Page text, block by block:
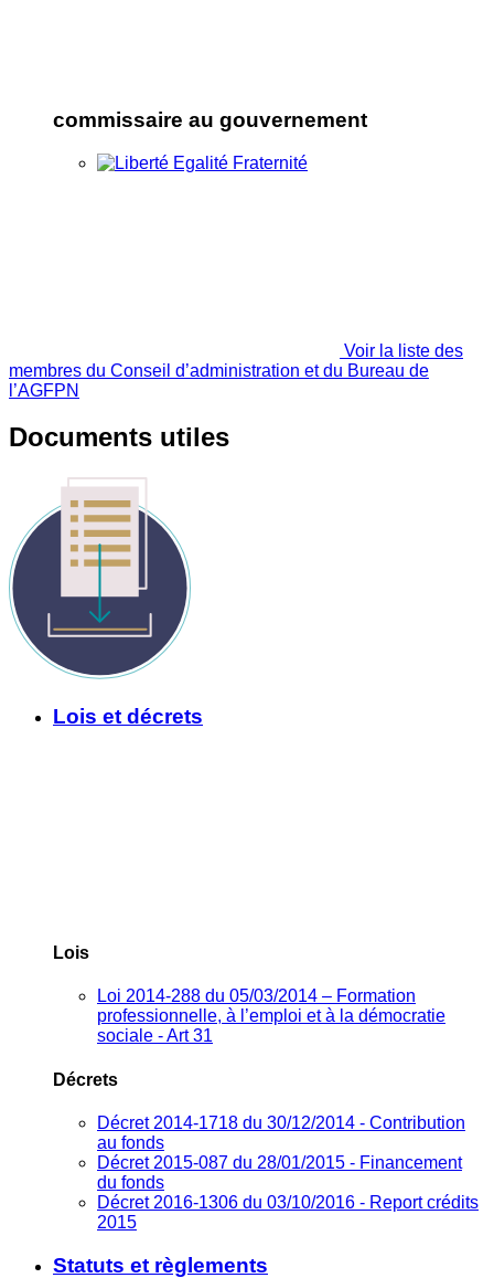
commissaire au gouvernement
Voir la liste des
membres du Conseil d’administration et du Bureau de
l’AGFPN
Documents utiles
Lois et décrets
Lois
Loi 2014-288 du 05/03/2014 – Formation
professionnelle, à l’emploi et à la démocratie
sociale - Art 31
Décrets
Décret 2014-1718 du 30/12/2014 - Contribution
au fonds
Décret 2015-087 du 28/01/2015 - Financement
du fonds
Décret 2016-1306 du 03/10/2016 - Report crédits
2015
Statuts et règlements